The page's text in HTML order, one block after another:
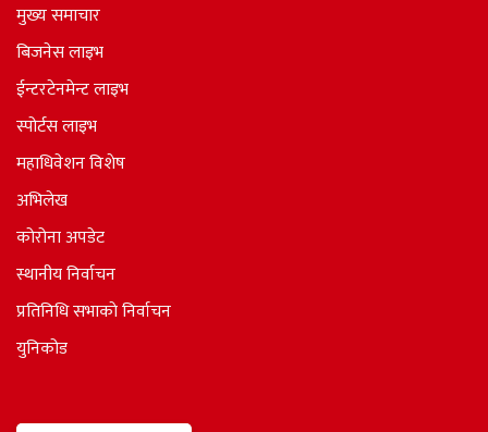
मुख्य समाचार
बिजनेस लाइभ
ईन्टरटेनमेन्ट लाइभ
स्पोर्टस लाइभ
महाधिवेशन विशेष
अभिलेख
कोरोना अपडेट
स्थानीय निर्वाचन
प्रतिनिधि सभाकाे निर्वाचन
युनिकोड